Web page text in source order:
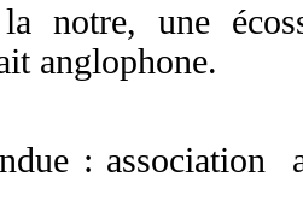
notre, une
anglophone.
: association